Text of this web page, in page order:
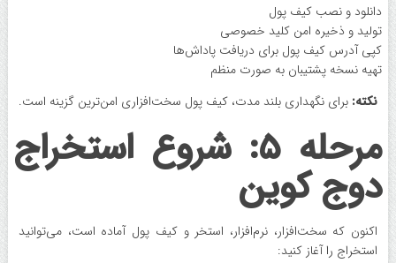
دانلود و نصب کیف پول
تولید و ذخیره امن کلید خصوصی
کپی آدرس کیف پول برای دریافت پاداش‌ها
تهیه نسخه پشتیبان به صورت منظم
نکته: برای نگهداری بلند مدت، کیف پول سخت‌افزاری امن‌ترین گزینه است.
مرحله ۵: شروع استخراج
دوج‌ کوین
اکنون که سخت‌افزار، نرم‌افزار، استخر و کیف پول آماده است، می‌توانید
استخراج را آغاز کنید: